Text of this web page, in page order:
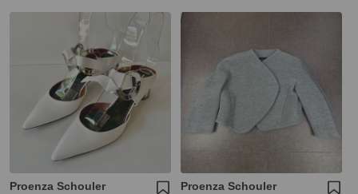
Proenza Schouler Proenza Schouler